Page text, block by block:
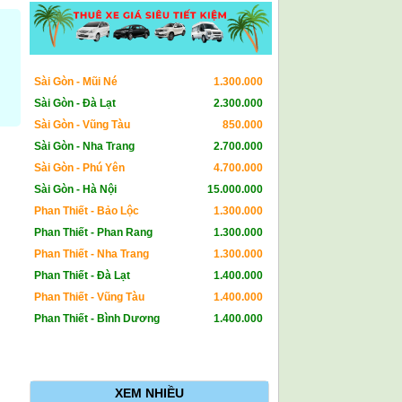
Sài Gòn - Mũi Né
1.300.000
Sài Gòn - Đà Lạt
2.300.000
Sài Gòn - Vũng Tàu
850.000
Sài Gòn - Nha Trang
2.700.000
Sài Gòn - Phú Yên
4.700.000
Sài Gòn - Hà Nội
15.000.000
Phan Thiết - Bảo Lộc
1.300.000
Phan Thiết - Phan Rang
1.300.000
Phan Thiết - Nha Trang
1.300.000
Phan Thiết - Đà Lạt
1.400.000
Phan Thiết - Vũng Tàu
1.400.000
Phan Thiết - Bình Dương
1.400.000
XEM NHIỀU